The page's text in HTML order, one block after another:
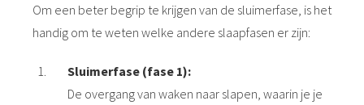
Om een beter begrip te krijgen van de sluimerfase, is het
handig om te weten welke andere slaapfasen er zijn:
Sluimerfase (fase 1):
De overgang van waken naar slapen, waarin je je